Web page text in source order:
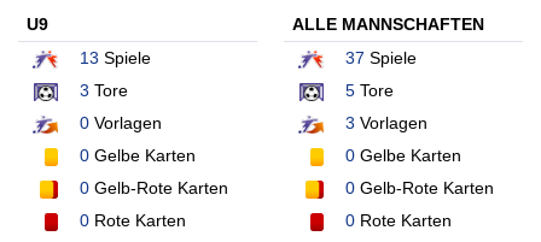
U9
13 Spiele
3 Tore
0 Vorlagen
0 Gelbe Karten
0 Gelb-Rote Karten
0 Rote Karten
ALLE MANNSCHAFTEN
37 Spiele
5Tore
3 Vorlagen
0Gelbe Karten
0Gelb-Rote Karten
0Rote Karten